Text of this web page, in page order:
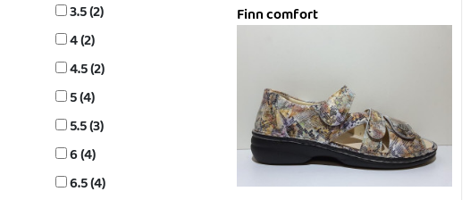
3.5 (2)
4 (2)
4.5 (2)
5 (4)
5.5 (3)
6 (4)
6.5 (4)
Finn comfort